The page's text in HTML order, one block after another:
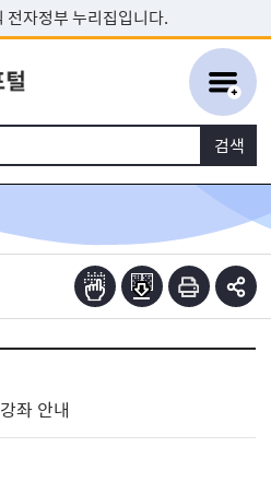
바로가기
전자정부 누리집입니다.
좌 안내